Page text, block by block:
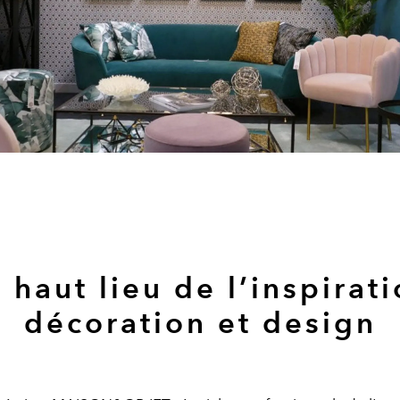
haut lieu de
décoration et design